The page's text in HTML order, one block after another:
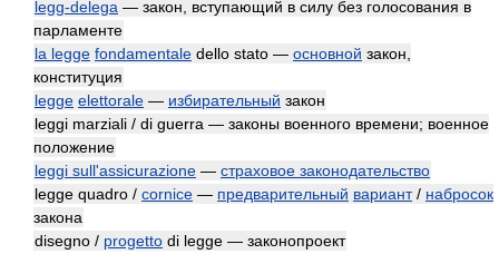
legg-delega — закон, вступающий в силу без голосования в
парламенте
la legge fondamentale dello stato — основной закон,
конституция
legge elettorale — избирательный закон
leggi marziali / di guerra — законы военного времени; военное
положение
leggi sull'assicurazione — страховое законодательство
legge quadro / cornice — предварительный вариант/ набросок
закона
disegno / progetto di legge — законопроект